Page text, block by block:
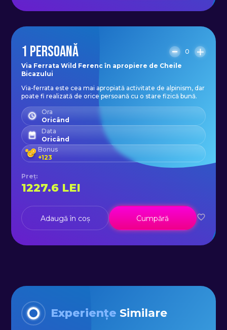
certificat CE EN/ UIAA și o echipa de
ghizi montani calificați internațional
cu o bogata experiență internă și în
afara granițelor României. Prețul
acestei experiențe este direct
proporțional cu siguranța și
satisfacția dumneavoastră.
1 PERSOANĂ
0
Via Ferrata Wild Ferenc în apropiere de Cheile
Bicazului
Via-ferrata este cea mai apropiată activitate de alpinism, dar
poate fi realizată de orice persoană cu o stare fizică bună.
Ora
Oricând
Data
Oricând
Bonus
+123
Preț:
1227.6 LEI
Adaugă în coș Cumpără
Experiențe Similare